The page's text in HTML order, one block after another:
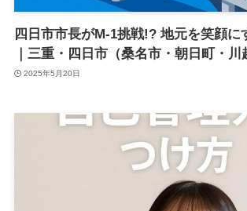
四日市市長がM-1挑戦!? 地元を笑顔に
｜三重・四日市（桑名市・朝日町・川
2025年5月20日